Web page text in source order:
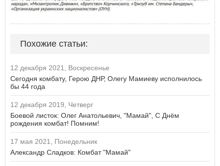
Похожие статьи:
12 декабря 2021, Воскресенье
Сегодня комбату, Герою ДНР, Олегу Мамиеву исполнилось
бы 44 года
12 декабря 2019, Четверг
Боевой листок: Олег Анатольевич, "Мамай", С Днём
рождения комбат! Помним!
17 мая 2021, Понедельник
Александр Сладков: Комбат "Мамай"